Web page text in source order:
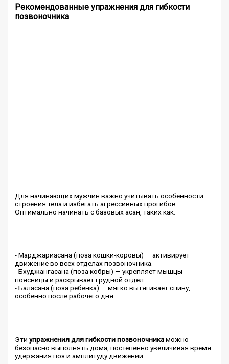
Рекомендованные упражнения для гибкости
позвоночника
Для начинающих мужчин важно учитывать особенности
строения тела и избегать агрессивных прогибов.
Оптимально начинать с базовых асан, таких как:
- Марджариасана (поза кошки-коровы) — активирует
движение во всех отделах позвоночника.
- Бхуджангасана (поза кобры) — укрепляет мышцы
поясницы и раскрывает грудной отдел.
- Баласана (поза ребёнка) — мягко вытягивает спину,
особенно после рабочего дня.
Этиупражнения для гибкости позвоночникаможно
безопасно выполнять дома, постепенно увеличивая время
удержания поз и амплитуду движений.